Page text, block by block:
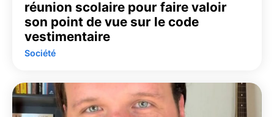
réunion scolaire pour faire valoir
son point de vue sur le code
vestimentaire
Société